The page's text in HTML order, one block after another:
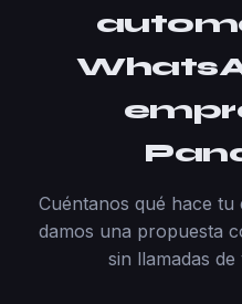
Cuéntanos qué hace
damos una propuesta
sin llamadas